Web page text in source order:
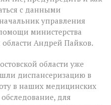
с данными
управления
министерства
области Андрей Пайков.
области уже
диспансеризацию в
в наших медицинских
для